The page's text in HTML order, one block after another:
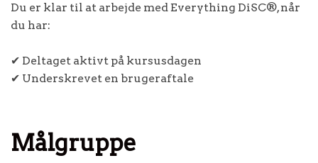
Du er klar til at arbejde med Everything DiSC®, når
du har:
✔ Deltaget aktivt på kursusdagen
✔ Underskrevet en brugeraftale
Målgruppe